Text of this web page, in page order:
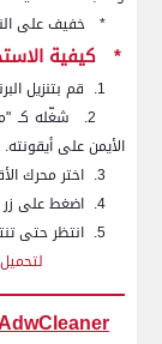
* خفيف على
* كيفية
1. قم بتنزيل
2.
شغّله كـ
الأيمن على أيقونته.
3. اختر محرك
4. اضغط على زر
5. انتظر حتى